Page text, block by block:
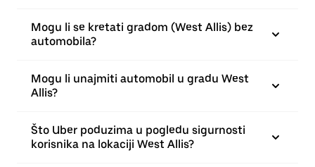
Mogu li se kretati gradom (West Allis) bez
automobila?
Mogu li unajmiti automobil u gradu West
Allis?
Što Uber poduzima u pogledu sigurnosti
korisnika na lokaciji West Allis?